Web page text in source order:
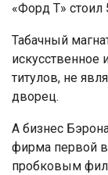
«Форд Т» стоил
Табачный
искусственное
титулов, не
дворец.
А бизнес
фирма первой в
пробковым